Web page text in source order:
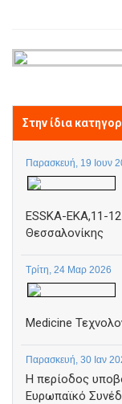
Στην ίδια
Παρασκευή, 19 Ιουν
ESSKA-EKA,11-
Θεσσαλονίκης
Τρίτη, 24 Μαρ 2026
Medicine
Παρασκευή, 30 Ιαν
Η περίοδος
Ευρωπαϊκό